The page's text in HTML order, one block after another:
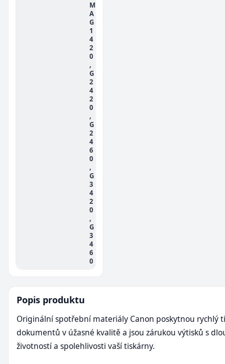
M
A
G
1
4
2
0
,
G
2
4
2
0
,
G
2
4
6
0
,
G
3
4
2
0
,
G
3
4
6
0
Popis produktu
Originální spotřební materiály Canon poskytnou rychlý
dokumentů v úžasné kvalitě a jsou zárukou výtisků s
životností a spolehlivosti vaší tiskárny.